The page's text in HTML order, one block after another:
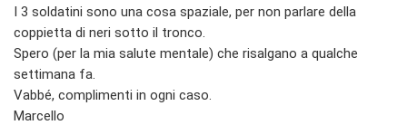
I 3 soldatini sono una cosa spaziale, per non parlare della
coppietta di neri sotto il tronco.
Spero (per la mia salute mentale) che risalgano a qualche
settimana fa.
Vabbé, complimenti in ogni caso.
Marcello